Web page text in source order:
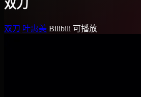
双刀
双刀 叶惠美 Bilibili 可播放